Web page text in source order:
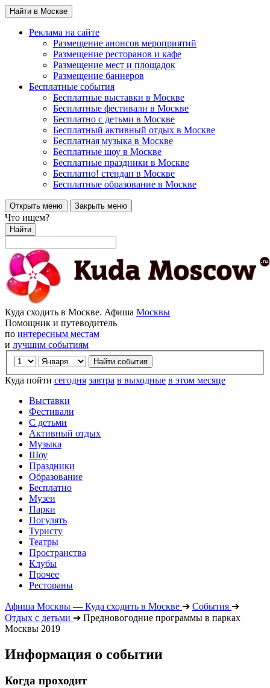
Найти в Москве
Реклама на сайте
Размещение анонсов мероприятий
Размещение ресторанов и кафе
Размещение мест и площадок
Размещение баннеров
Бесплатные события
Бесплатные выставки в Москве
Бесплатные фестивали в Москве
Бесплатно с детьми в Москве
Бесплатный активный отдых в Москве
Бесплатная музыка в Москве
Бесплатные шоу в Москве
Бесплатные праздники в Москве
Бесплатно! стендап в Москве
Бесплатные образование в Москве
Открыть меню Закрыть меню
Что ищем?
Найти
Куда сходить в Москве. Афиша Москвы
Помощник и путеводитель
по интересным местам
и лучшим событиям
Куда пойти сегодня завтра в выходные в этом месяце
Выставки
Фестивали
С детьми
Активный отдых
Музыка
Шоу
Праздники
Образование
Бесплатно
Музеи
Парки
Погулять
Туристу
Театры
Пространства
Клубы
Прочее
Рестораны
Афиша Москвы — Куда сходить в Москве ➔ События ➔
Отдых с детьми ➔ Предновогодние программы в парках
Москвы 2019
Информация о событии
Когда проходит